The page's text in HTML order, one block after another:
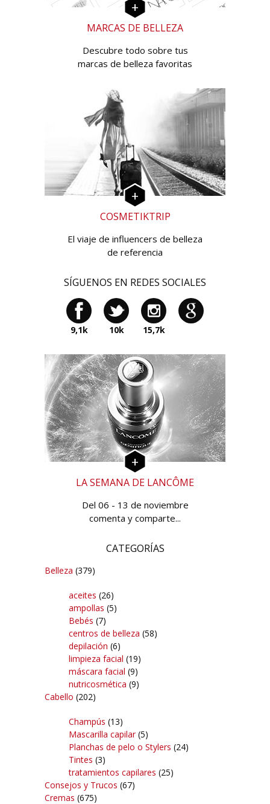
MARCAS DE BELLEZA
Descubre todo sobre tus
marcas de belleza favoritas
COSMETIKTRIP
El viaje de influencers de belleza
de referencia
SÍGUENOS EN REDES SOCIALES
9,1k 10k 15,7k
LA SEMANA DE LANCÔME
Del 06 - 13 de noviembre
comenta y comparte...
CATEGORÍAS
Belleza (379)
aceites (26)
ampollas (5)
Bebés (7)
centros de belleza (58)
depilación (6)
limpieza facial (19)
máscara facial (9)
nutricosmética (9)
Cabello (202)
Champús (13)
Mascarilla capilar(5)
Planchas de pelo o Stylers (24)
Tintes (3)
tratamientos capilares (25)
Consejos y Trucos (67)
Cremas (675)